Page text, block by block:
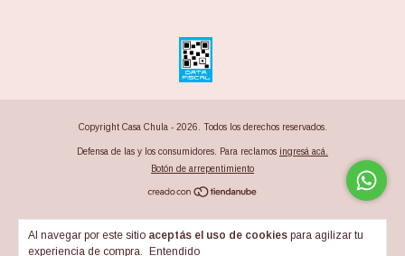
Al navegar por este sitio aceptás el uso de cookies para agilizar tu
experiencia de compra.
Entendido
Copyright Casa Chula - 2026. Todos los derechos reservados.
Defensa de las y los consumidores. Para reclamos ingresá acá.
Botón de arrepentimiento